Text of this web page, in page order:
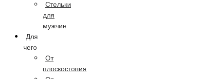
Стельки
для
мужчин
Для
чего
От
плоскостопия